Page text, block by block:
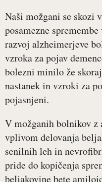
Naši možgani se skozi
posamezne
razvoj alzheimerjeve
vzroka za pojav
bolezni minilo že
nastanek in vzroki za
pojasnjeni.
V možganih bolnikov
vplivom delovanja
senilnih leh in
pride do kopičenja
beljakovine bete